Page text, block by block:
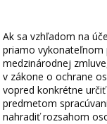
Ak sa vzhľadom na
priamo vykonateľnom
medzinárodnej
v zákone o ochrane
vopred konkrétne
predmetom
nahradiť rozsahom